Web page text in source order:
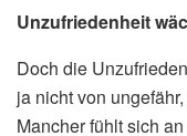
Unzufriedenheit
Doch die
ja nicht von
Mancher fühlt sich